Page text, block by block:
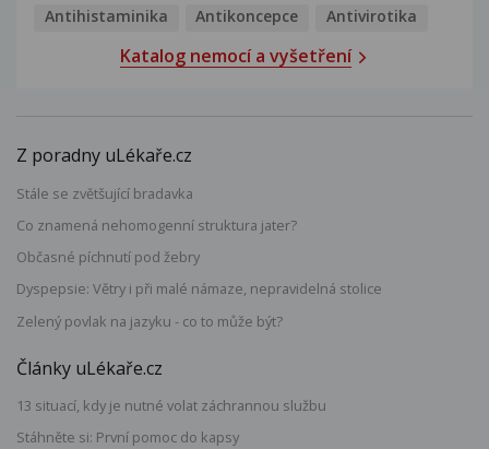
Antihistaminika
Antikoncepce Antivirotika
Katalog nemocí a vyšetření
Z poradny uLékaře.cz
Stále se zvětšující bradavka
Co znamená nehomogenní struktura jater?
Občasné píchnutí pod žebry
Dyspepsie: Větry i při malé námaze, nepravidelná stolice
Zelený povlak na jazyku - co to může být?
Články uLékaře.cz
13 situací, kdy je nutné volat záchrannou službu
Stáhněte si: První pomoc do kapsy